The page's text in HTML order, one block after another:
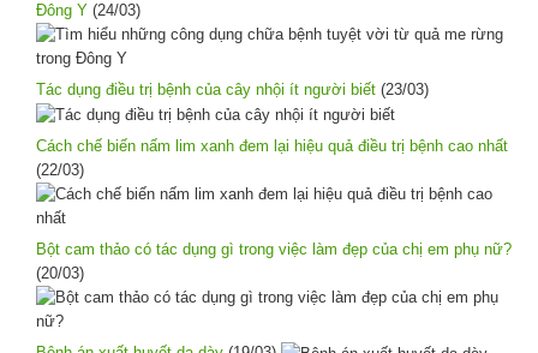
Đông Y (24/03)
Tác dụng điều trị bệnh của cây nhội ít người biết (23/03)
Cách chế biến nấm lim xanh đem lại hiệu quả điều trị bệnh cao nhất
(22/03)
Bột cam thảo có tác dụng gì trong việc làm đẹp của chị em phụ nữ?
(20/03)